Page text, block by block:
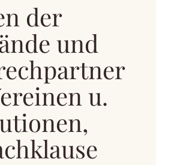
Aktuelles
Termine
Mitgliedschaft
Auszeichnungen
der
und
u.